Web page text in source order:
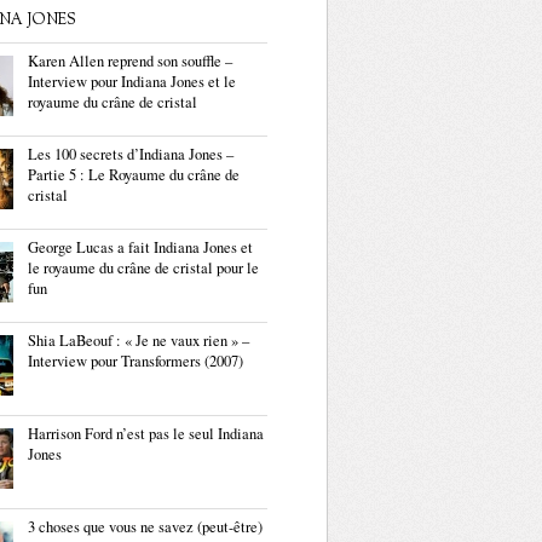
JONES
Karen Allen reprend son souffle –
Interview pour Indiana Jones et le
royaume du crâne de cristal
Les 100 secrets d’Indiana Jones –
Partie 5 : Le Royaume du crâne de
cristal
George Lucas a fait Indiana Jones et
le royaume du crâne de cristal pour le
fun
Shia LaBeouf : « Je ne vaux rien » –
Interview pour Transformers (2007)
Harrison Ford n’est pas le seul Indiana
Jones
3 choses que vous ne savez (peut-être)